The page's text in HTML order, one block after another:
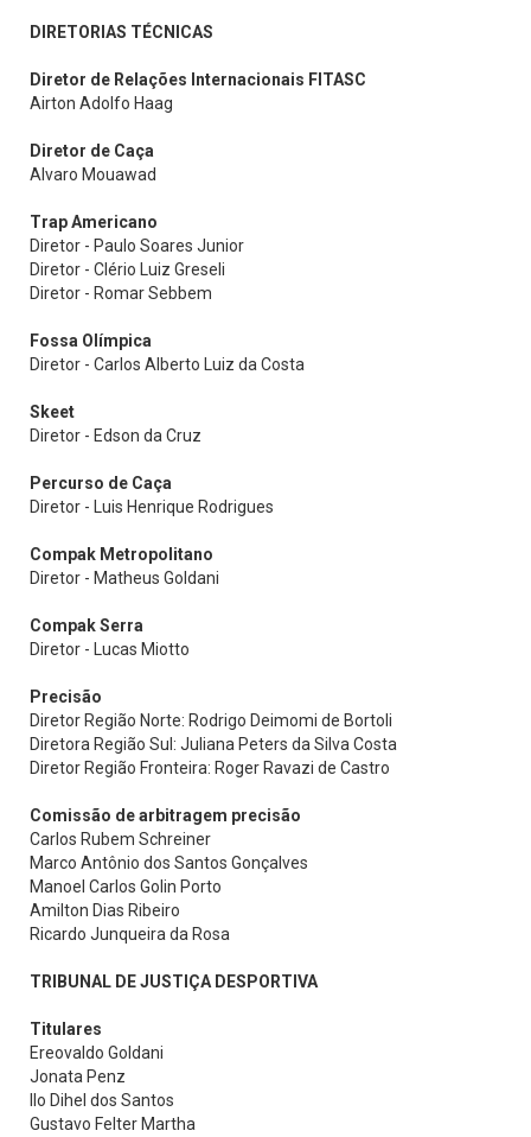
DIRETORIAS TÉCNICAS
Diretor de Relações Internacionais FITASC
Airton Adolfo Haag
Diretor de Caça
Alvaro Mouawad
Trap Americano
Diretor - Paulo Soares Junior
Diretor - Clério Luiz Greseli
Diretor - Romar Sebbem
Fossa Olímpica
Diretor - Carlos Alberto Luiz da Costa
Skeet
Diretor - Edson da Cruz
Percurso de Caça
Diretor - Luis Henrique Rodrigues
Compak Metropolitano
Diretor - Matheus Goldani
Compak Serra
Diretor - Lucas Miotto
Precisão
Diretor Região Norte: Rodrigo Deimomi de Bortoli
Diretora Região Sul: Juliana Peters da Silva Costa
Diretor Região Fronteira: Roger Ravazi de Castro
Comissão de arbitragem precisão
Carlos Rubem Schreiner
Marco Antônio dos Santos Gonçalves
Manoel Carlos Golin Porto
Amilton Dias Ribeiro
Ricardo Junqueira da Rosa
TRIBUNAL DE JUSTIÇA DESPORTIVA
Titulares
Ereovaldo Goldani
Jonata Penz
Ilo Dihel dos Santos
Gustavo Felter Martha